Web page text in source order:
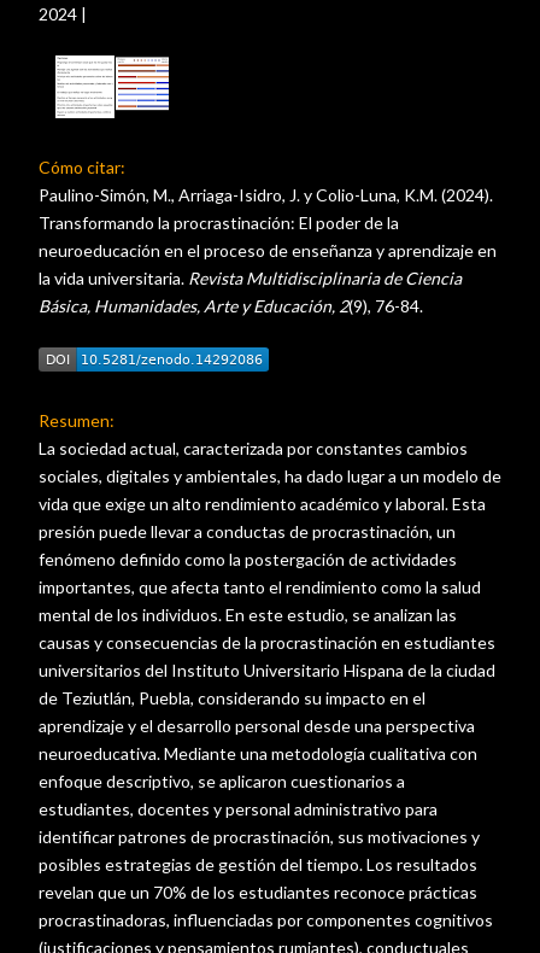
2024 |
Cómo citar:
Paulino-Simón, M., Arriaga-Isidro, J. y Colio-Luna, K.M. (2024).
Transformando la procrastinación: El poder de la
neuroeducación en el proceso de enseñanza y aprendizaje en
la vida universitaria. Revista Multidisciplinaria de Ciencia
Básica, Humanidades, Arte y Educación, 2(9), 76-84.
Resumen:
La sociedad actual, caracterizada por constantes cambios
sociales, digitales y ambientales, ha dado lugar a un modelo de
vida que exige un alto rendimiento académico y laboral. Esta
presión puede llevar a conductas de procrastinación, un
fenómeno definido como la postergación de actividades
importantes, que afecta tanto el rendimiento como la salud
mental de los individuos. En este estudio, se analizan las
causas y consecuencias de la procrastinación en estudiantes
universitarios del Instituto Universitario Hispana de la ciudad
de Teziutlán, Puebla, considerando su impacto en el
aprendizaje y el desarrollo personal desde una perspectiva
neuroeducativa. Mediante una metodología cualitativa con
enfoque descriptivo, se aplicaron cuestionarios a
estudiantes, docentes y personal administrativo para
identificar patrones de procrastinación, sus motivaciones y
posibles estrategias de gestión del tiempo. Los resultados
revelan que un 70% de los estudiantes reconoce prácticas
procrastinadoras, influenciadas por componentes cognitivos
(justificaciones y pensamientos rumiantes), conductuales